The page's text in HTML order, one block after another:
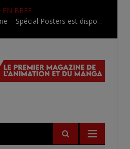
EN BREF
L’AnimeLand Hors-Série – Spécial Posters est disponible !